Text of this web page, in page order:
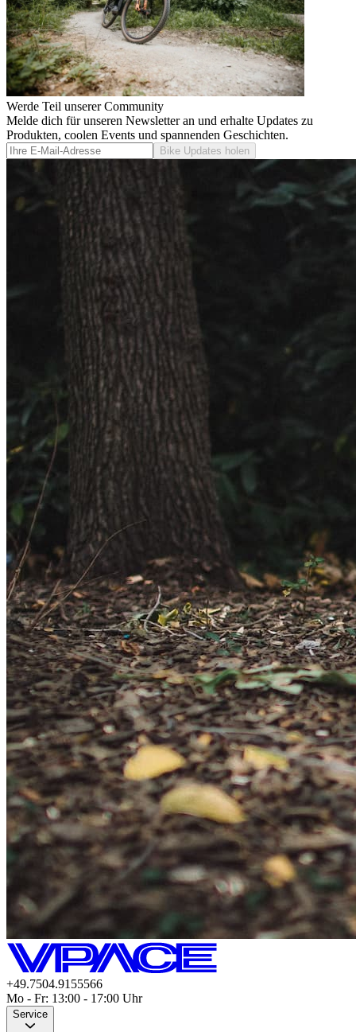
Werde Teil unserer Community
Melde dich für unseren Newsletter an und erhalte Updates zu
Produkten, coolen Events und spannenden Geschichten.
Bike Updates holen
+49.7504.9155566
Mo - Fr: 13:00 - 17:00 Uhr
Service